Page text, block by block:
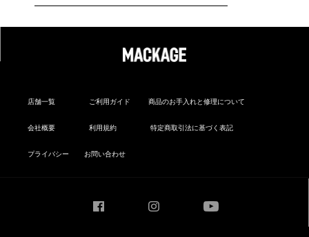
店舗一覧 ご利用ガイド 商品のお手入れと修理について
会社概要 利用規約 特定商取引法に基づく表記
プライバシー お問い合わせ
Instagram